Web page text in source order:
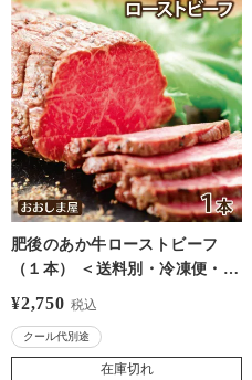
肥後のあか牛ローストビーフ
（１本） ＜送料別・冷凍便・ク
ール代別＞ 【0918152】
¥2,750 税込
クール代別途
在庫切れ